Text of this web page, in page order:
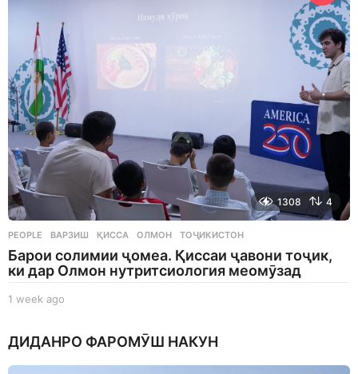
g
o
1308 4
PEOPLE ВАРЗИШ ,ҚИССА ,ОЛМОН ,ТОҶИКИСТОН
Барои солимии ҷомеа. Қиссаи ҷавони тоҷик,
ки дар Олмон нутритсиология меомӯзад
1 week ago
e
ДИДАНРО ФАРОМӮШ НАКУН